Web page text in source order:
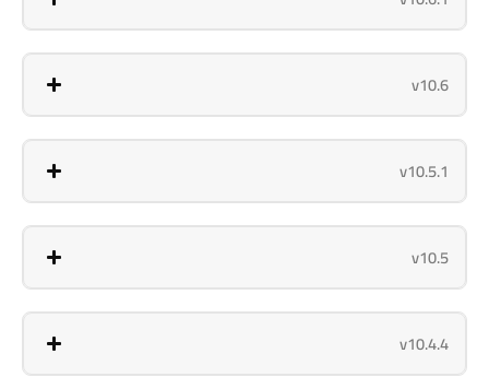
v10.6
v10.5.1
v10.5
v10.4.4